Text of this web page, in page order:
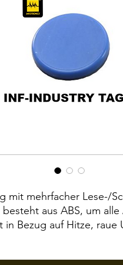
mit mehrfacher Lese-/
aus ABS, um
in Bezug auf Hitze, raue